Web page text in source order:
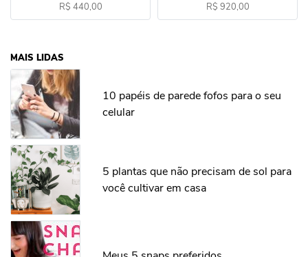
R$ 440,00 R$ 920,00
MAIS LIDAS
10 papéis de parede fofos para o seu
celular
5 plantas que não precisam de sol para
você cultivar em casa